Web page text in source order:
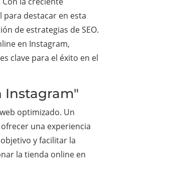
destacar en esta
de estrategias de SEO.
en Instagram,
clave para el éxito en el
Instagram"
optimizado. Un
una experiencia
y facilitar la
la tienda online en